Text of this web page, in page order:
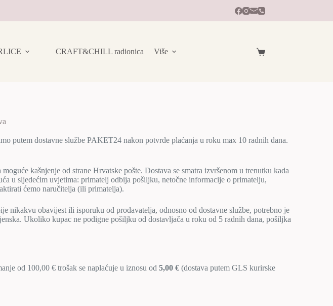
CRAFT&CHILL radionica Više
putem dostavne službe PAKET24 nakon potvrde plaćanja u roku max 10 radnih dana.
kašnjenje od strane Hrvatske pošte. Dostava se smatra izvršenom u trenutku kada
u sljedećim uvjetima: primatelj odbija pošiljku, netočne informacije o primatelju,
ćemo naručitelja (ili primatelja).
nikakvu obavijest ili isporuku od prodavatelja, odnosno od dostavne službe, potrebno je
Ukoliko kupac ne podigne pošiljku od dostavljača u roku od 5 radnih dana, pošiljka
od 100,00 € trošak se naplaćuje u iznosu od5,00 €(dostava putem GLS kurirske